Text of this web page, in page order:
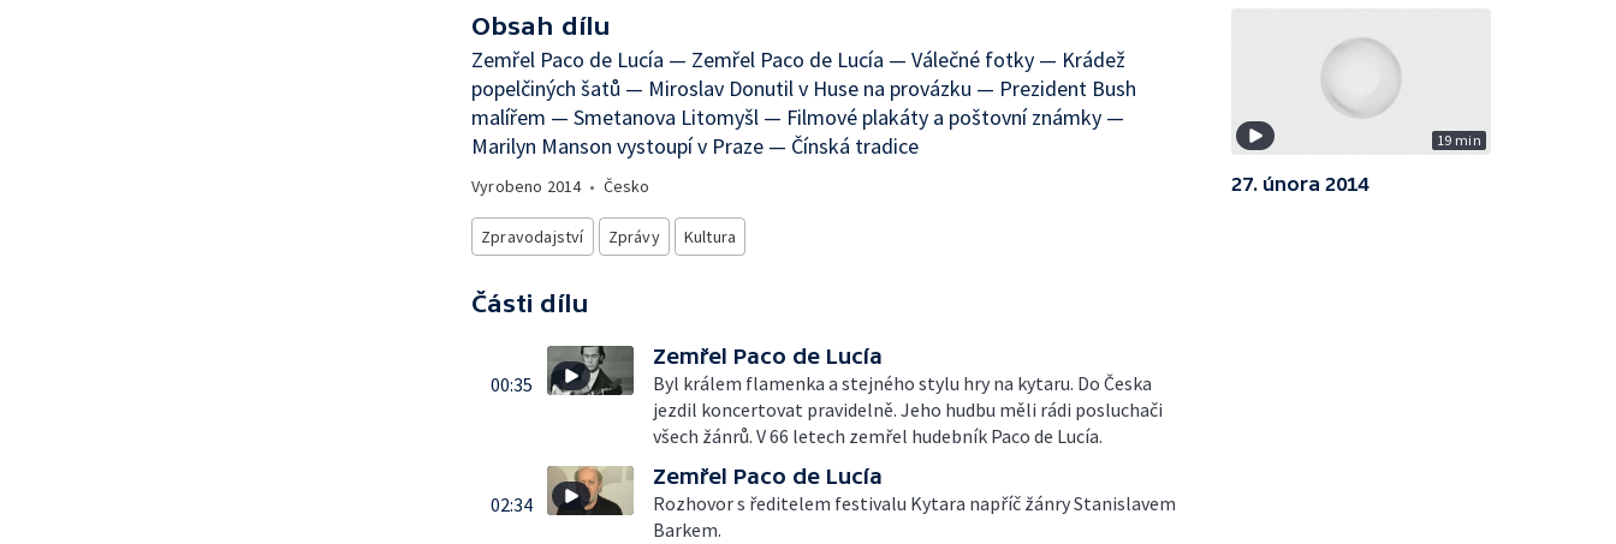
Obsah dílu
Zemřel Paco de Lucía — Zemřel Paco de Lucía — Válečné fotky — Krádež
popelčiných šatů — Miroslav Donutil v Huse na provázku — Prezident Bush
malířem — Smetanova Litomyšl — Filmové plakáty a poštovní známky —
Marilyn Manson vystoupí v Praze — Čínská tradice
Vyrobeno 2014• Česko
Zpravodajství Zprávy Kultura
Části dílu
00:35
Zemřel Paco de Lucía
Byl králem flamenka a stejného stylu hry na kytaru. Do Česka
jezdil koncertovat pravidelně. Jeho hudbu měli rádi posluchači
všech žánrů. V 66 letech zemřel hudebník Paco de Lucía.
02:34
Zemřel Paco de Lucía
Rozhovor s ředitelem festivalu Kytara napříč žánry Stanislavem
Barkem.
19 min
27. února 2014